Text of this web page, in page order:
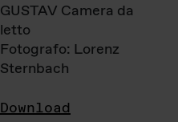
GUSTAV Camera da
letto
Fotografo: Lorenz
Sternbach
Download